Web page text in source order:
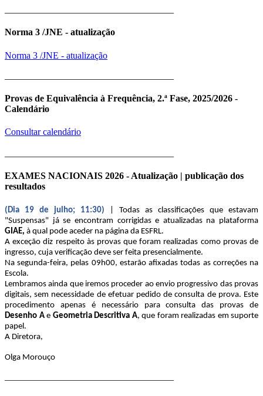
Norma 3 /JNE - atualização
Norma 3 /JNE - atualização
Provas de Equivalência à Frequência, 2.ª Fase, 2025/2026 -
Calendário
Consultar calendário
EXAMES NACIONAIS 2026 - Atualização | publicação dos
resultados
(Dia 19 de julho; 11:30)
| Todas as classificações que estavam
"Suspensas" já se encontram corrigidas e atualizadas na plataforma
GIAE, à qual pode aceder na página da ESFRL.
A exceção diz respeito às provas que foram realizadas como provas de
ingresso, cuja verificação deve ser feita presencialmente.
Na segunda-feira, pelas 09h00, estarão afixadas todas as correções na
Escola.
Lembramos ainda que iremos proceder ao envio progressivo das provas
digitais, sem necessidade de efetuar pedido de consulta de prova. Este
procedimento apenas é necessário para consulta das provas de
Desenho Ae Geometria Descritiva A, que foram realizadas em suporte
papel.
A Diretora,
Olga Morouço